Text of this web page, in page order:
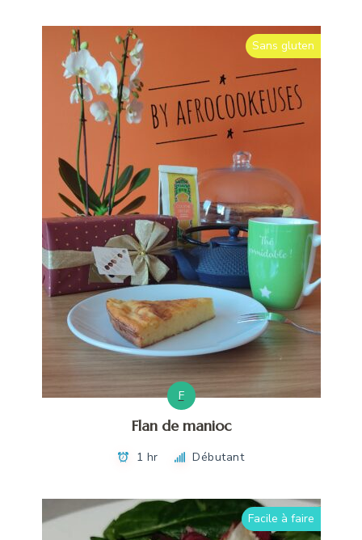
Sans gluten
F
Flan de manioc
1 hr Débutant
Facile à faire